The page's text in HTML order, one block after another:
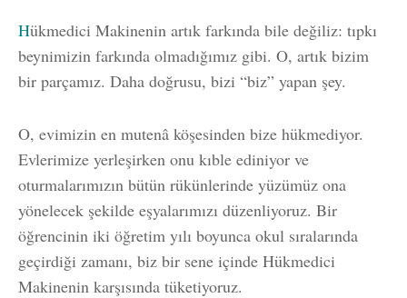
Hükmedici Makinenin artık farkında bile değiliz: tıpkı
beynimizin farkında olmadığımız gibi. O, artık bizim
bir parçamız. Daha doğrusu, bizi “biz” yapan şey.
O, evimizin en mutenâ köşesinden bize hükmediyor.
Evlerimize yerleşirken onu kıble ediniyor ve
oturmalarımızın bütün rükünlerinde yüzümüz ona
yönelecek şekilde eşyalarımızı düzenliyoruz. Bir
öğrencinin iki öğretim yılı boyunca okul sıralarında
geçirdiği zamanı, biz bir sene içinde Hükmedici
Makinenin karşısında tüketiyoruz.